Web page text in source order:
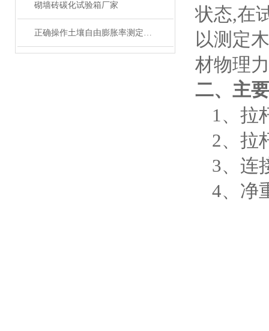
砌墙砖碳化试验箱厂家
正确操作土壤自由膨胀率测定仪可确保获得准确可靠的测试结果
状态,在
以测定
材物理
二、 主要
1、 拉
2、 拉
3、 连
4、 净